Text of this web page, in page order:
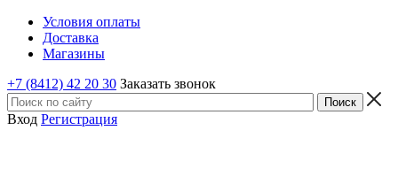
Условия оплаты
Доставка
Магазины
+7 (8412) 42 20 30 Заказать звонок
Вход Регистрация